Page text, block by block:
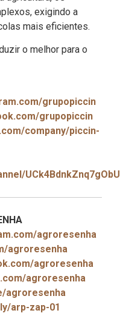
exigindo a
mais eficientes.
o melhor para o
grupopiccin
grupopiccin
company/piccin-
agroresenha
agroresenha
agroresenha
agroresenha
agroresenha
arp-zap-01